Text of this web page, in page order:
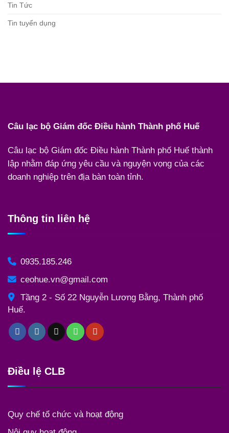
Tin Tức
Tin tuyển dụng
Câu lạc bộ Giám đốc Điều hành Thành phố Huế
Câu lạc bộ Giám đốc Điều hành Thành phố Huế thành
lập nhằm đáp ứng yêu cầu và nguyện vọng của các
doanh nghiệp trên địa bàn toàn tỉnh.
Thông tin liên hệ
0935.185.246
ceohue.vn@gmail.com
Tầng 2 - Số 22 Nguyễn Lương Bằng, Thành phố
Huế.
Điều lệ CLB
Quy chế tổ chức và hoạt động